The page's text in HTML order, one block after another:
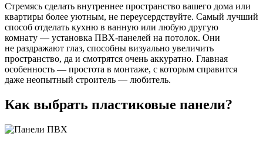
Стремясь сделать внутреннее пространство вашего дома или
квартиры более уютным, не переусердствуйте. Самый лучший
способ отделать кухню в ванную или любую другую
комнату — установка ПВХ-панелей на потолок. Они
не раздражают глаз, способны визуально увеличить
пространство, да и смотрятся очень аккуратно. Главная
особенность — простота в монтаже, с которым справится
даже неопытный строитель — любитель.
Как выбрать пластиковые панели?